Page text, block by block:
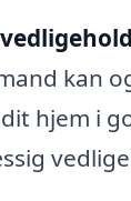
kan
hjem i